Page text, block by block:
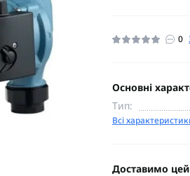
0
Основні
Тип:
Всі
Доставимо